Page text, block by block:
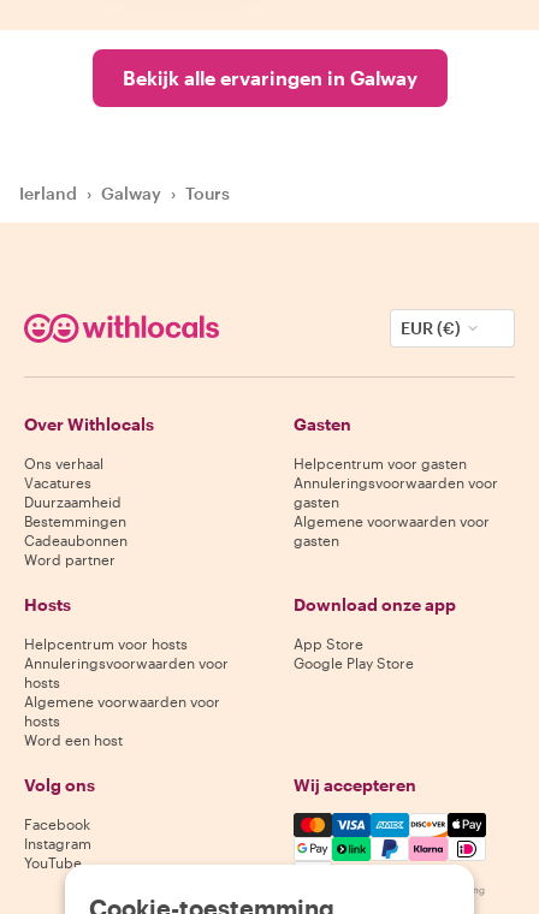
Bekijk alle ervaringen in Galway
Ierland › Galway › Tours
EUR (€)
Over Withlocals
Ons verhaal
Vacatures
Duurzaamheid
Bestemmingen
Cadeaubonnen
Word partner
Gasten
Helpcentrum voor gasten
Annuleringsvoorwaarden voor
gasten
Algemene voorwaarden voor
gasten
Hosts
Helpcentrum voor hosts
Annuleringsvoorwaarden voor
hosts
Algemene voorwaarden voor
hosts
Word een host
Download onze app
App Store
Google Play Store
Volg ons
Facebook
Instagram
YouTube
Wij accepteren
Mastercard, Visa, Amex,
Beschikbaarheid varieert per bestemming
Cookie-toestemming